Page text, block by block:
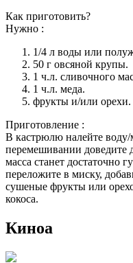
Как приготовить?
Нужно :
1/4 л воды или
50 г овсяной крупы.
1 ч.л. сливочного
1 ч.л. меда.
фрукты и/или орехи.
Приготовление :
В кастрюлю налейте
перемешивании доведите
масса станет достаточно
переложите в миску,
сушеные фрукты или
кокоса.
Киноа